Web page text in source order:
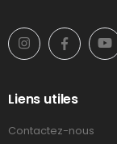
Liens utiles
Contactez-nous